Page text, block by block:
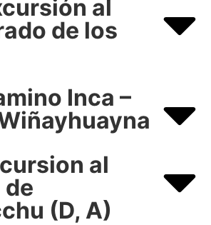
al
de los
Inca –
al
(D, A)